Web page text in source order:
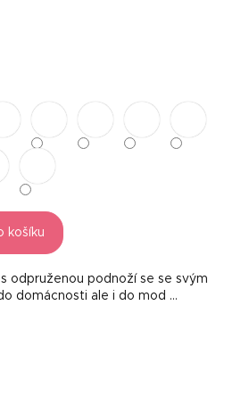
košíku
odpruženou podnoží se se svým
domácnosti ale i do mod …